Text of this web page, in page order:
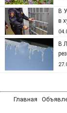
В
в
В
Главная